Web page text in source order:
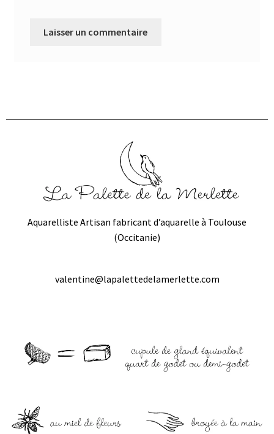
Aquarelliste Artisan fabricant d’aquarelle à Toulouse
(Occitanie)
valentine@lapalettedelamerlette.com